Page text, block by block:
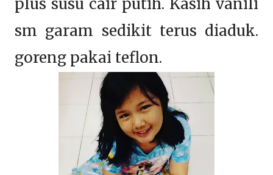
plus susu cair putih. Kasih vanili
sm garam sedikit terus diaduk.
goreng pakai teflon.